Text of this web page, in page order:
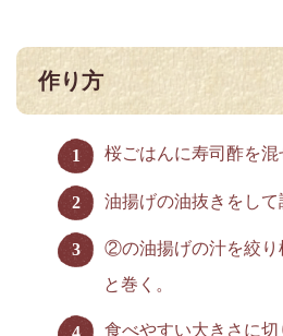
作り方
桜ごはんに寿司酢を混
油揚げの油抜きをして
②の油揚げの汁を絞り
と巻く。
食べやすい大きさに切